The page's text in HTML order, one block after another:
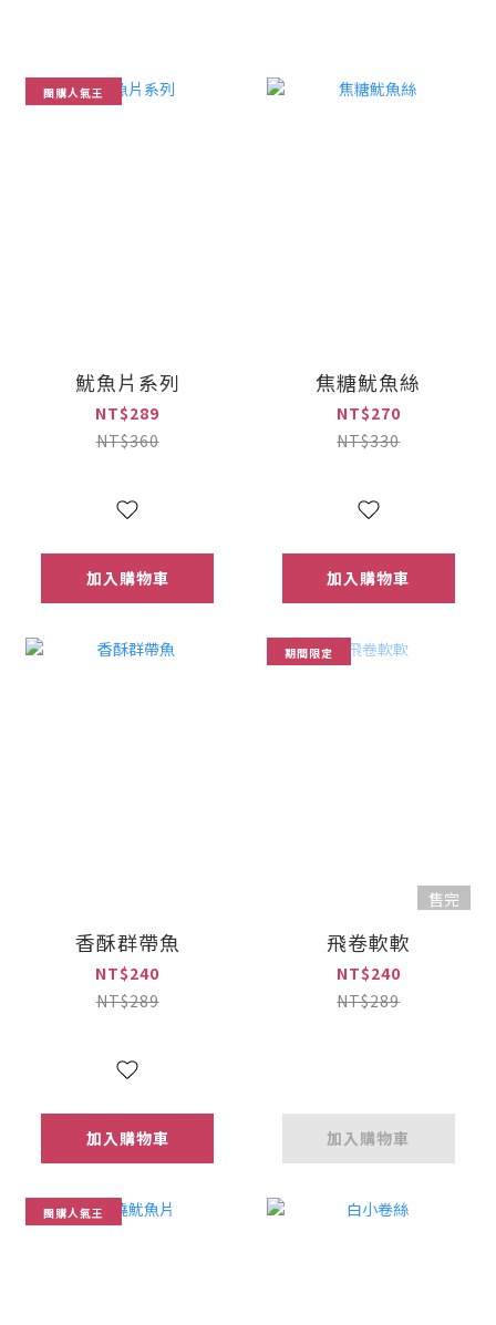
團購人氣王
魷魚片系列
NT$289
NT$360
加入購物車
焦糖魷魚絲
NT$270
NT$330
加入購物車
香酥群帶魚
NT$240
NT$289
加入購物車
期間限定
售完
飛卷軟軟
NT$240
NT$289
加入購物車
團購人氣王